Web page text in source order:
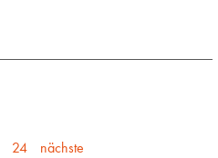
24 nächste